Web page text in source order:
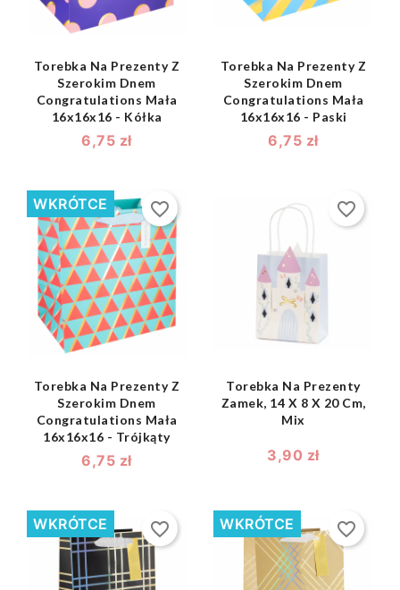
Torebka Na Prezenty Z
Szerokim Dnem
Congratulations Mała
16x16x16 - Kółka
6,75 zł
Torebka Na Prezenty Z
Szerokim Dnem
Congratulations Mała
16x16x16 - Paski
6,75 zł
shopping_bag 
Torebka Na Prezenty Z
Szerokim Dnem
Congratulations Mała
16x16x16 - Trójkąty
6,75 zł
WKRÓTCE favorite_border
shopping_bag 
Torebka Na Prezenty
Zamek, 14 X 8 X 20 Cm,
Mix
3,90 zł
favorite_border
WKRÓTCE favorite_border WKRÓTCE favorite_border